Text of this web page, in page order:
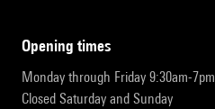
opening times
Monday through Friday 9:30am-7pm
Closed Saturday and Sunday